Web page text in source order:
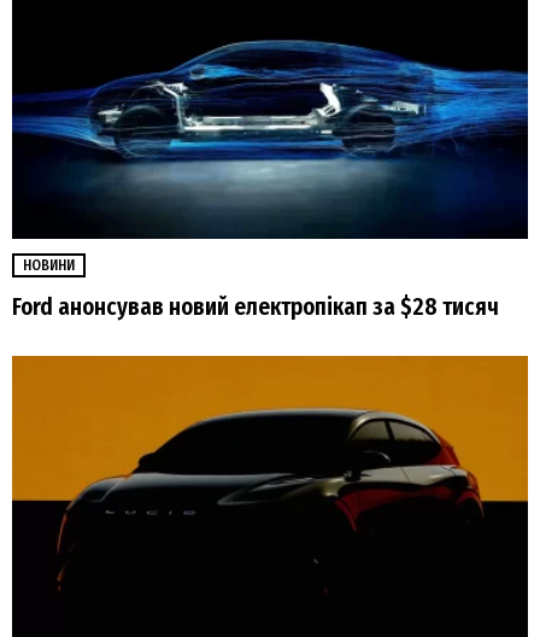
НОВИНИ
Ford анонсував новий електропікап за $28 тисяч